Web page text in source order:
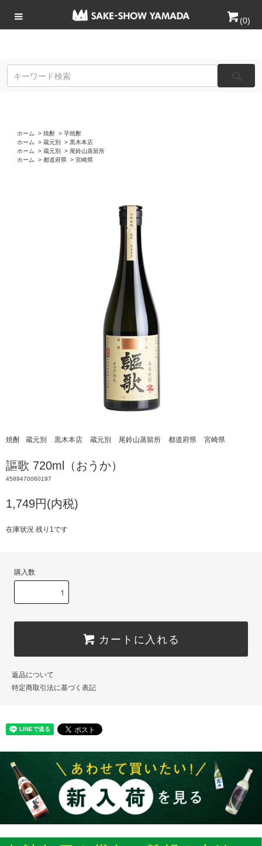
(0)
ホーム > 焼酎 > 芋焼酎
ホーム
> 蔵元別 > 黒木本店
ホーム
> 蔵元別 > 尾鈴山蒸留所
ホーム
> 都道府県 > 宮崎県
焼酎 蔵元別 黒木本店 蔵元別 尾鈴山蒸留所 都道府県 宮崎県
謳歌 720ml（おうか）
4589470060197
1,749円(内税)
在庫状況 残り1です
購入数
カートに入れる
返品について
特定商取引法に基づく表記